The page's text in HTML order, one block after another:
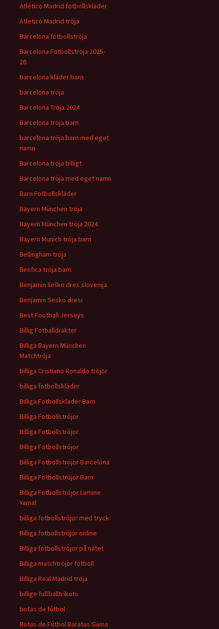
Atlético Madrid fotbollskläder
Atletico Madrid tröja
Barcelona fotbollströja
Barcelona Fotbollströja 2025-
26
barcelona kläder barn
barcelona tröja
Barcelona Tröja 2024
Barcelona tröja barn
barcelona tröja barn med eget
namn
Barcelona tröja billigt
Barcelona tröja med eget namn
Barn Fotbollskläder
Bayern München tröja
Bayern München tröja 2024
Bayern Munich tröja barn
Bellingham tröja
Benfica tröja barn
Benjamin šeško dres slovenija
Benjamin Sesko dresi
Best Football Jerseys
Billig Fotballdrakter
Billiga Bayern München
Matchtröja
billiga Cristiano Ronaldo tröjor
billiga fotbollskläder
Billiga Fotbollskläder Barn
Billiga Fotbollströjor
Billiga Fotbollströjor
Billiga Fotbollströjor
Billiga Fotbollströjor Barcelona
Billiga Fotbollströjor Barn
Billiga Fotbollströjor Lamine
Yamal
billiga fotbollströjor med tryck
Billiga fotbollströjor online
Billiga fotbollströjor på nätet
Billiga matchtröjor fotboll
Billiga Real Madrid tröja
billige fußballtrikots
botas de fútbol
Botas de Fútbol Baratas Gama